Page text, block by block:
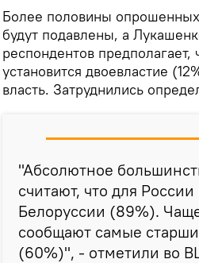
Более половины
будут подавлены, а
респондентов предполагает,
установится двоевластие
власть. Затруднились
"Абсолютное
считают, что для
Белоруссии (89%).
сообщают самые
(60%)", - отметили во